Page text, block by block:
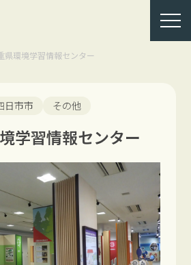
県環境学習情報センター
日市市 その他
学習情報センター